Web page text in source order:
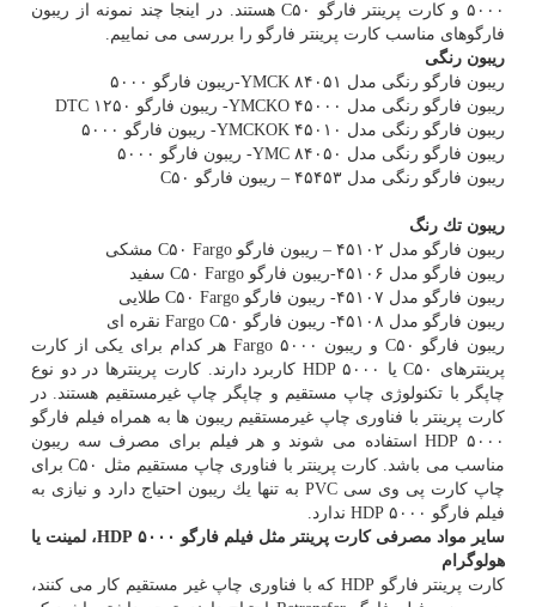
۵۰۰۰ و كارت پرینتر فارگو C۵۰ هستند. در اینجا چند نمونه از ریبون
فارگوهای مناسب كارت پرینتر فارگو را بررسی می نماییم.
ریبون رنگی
ریبون فارگو رنگی مدل YMCK ۸۴۰۵۱-ریبون فارگو ۵۰۰۰
ریبون فارگو رنگی مدل YMCKO ۴۵۰۰۰- ریبون فارگو DTC ۱۲۵۰
ریبون فارگو رنگی مدل YMCKOK ۴۵۰۱۰- ریبون فارگو ۵۰۰۰
ریبون فارگو رنگی مدل YMC ۸۴۰۵۰- ریبون فارگو ۵۰۰۰
ریبون فارگو رنگی مدل ۴۵۴۵۳ – ریبون فارگو C۵۰
ریبون تك رنگ
ریبون فارگو مدل ۴۵۱۰۲ – ریبون فارگو C۵۰ Fargo مشكی
ریبون فارگو مدل ۴۵۱۰۶-ریبون فارگو C۵۰ Fargo سفید
ریبون فارگو مدل ۴۵۱۰۷- ریبون فارگو C۵۰ Fargo طلایی
ریبون فارگو مدل ۴۵۱۰۸- ریبون فارگو Fargo C۵۰ نقره ای
ریبون فارگو C۵۰ و ریبون Fargo ۵۰۰۰ هر كدام برای یكی از كارت
پرینترهای C۵۰ یا HDP ۵۰۰۰ كاربرد دارند. كارت پرینترها در دو نوع
چاپگر با تكنولوژی چاپ مستقیم و چاپگر چاپ غیرمستقیم هستند. در
كارت پرینتر با فناوری چاپ غیرمستقیم ریبون ها به همراه فیلم فارگو
۵۰۰۰ HDP استفاده می شوند و هر فیلم برای مصرف سه ریبون
مناسب می باشد. كارت پرینتر با فناوری چاپ مستقیم مثل C۵۰ برای
چاپ كارت پی وی سی PVC به تنها یك ریبون احتیاج دارد و نیازی به
فیلم فارگو ۵۰۰۰ HDP ندارد.
سایر مواد مصرفی كارت پرینتر مثل فیلم فارگو ۵۰۰۰ HDP، لمینت یا
هولوگرام
كارت پرینتر فارگو HDP كه با فناوری چاپ غیر مستقیم كار می كنند،